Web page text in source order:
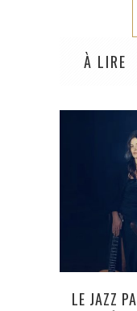
À LIRE
LE JAZZ